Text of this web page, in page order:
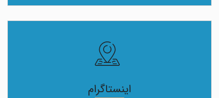
اینستاگرام